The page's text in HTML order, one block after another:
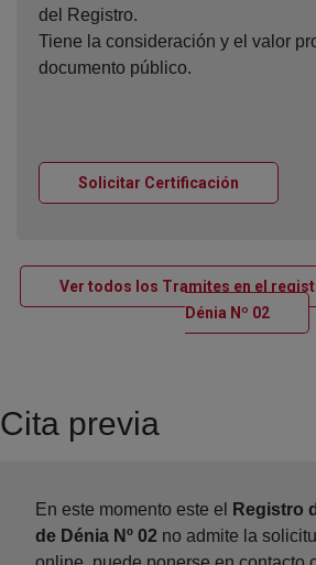
del Registro.
Tiene la consideración y el valor
documento público.
Solicitar Certificación
Ver todos los Tramites en el
Dénia Nº 02
Cita previa
En este momento este el
Registro
de Dénia Nº 02 no admite la